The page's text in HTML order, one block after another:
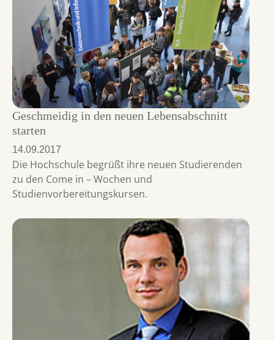
Geschmeidig in den neuen Lebensabschnitt
starten
14.09.2017
Die Hochschule begrüßt ihre neuen Studierenden
zu den Come in – Wochen und
Studienvorbereitungskursen.